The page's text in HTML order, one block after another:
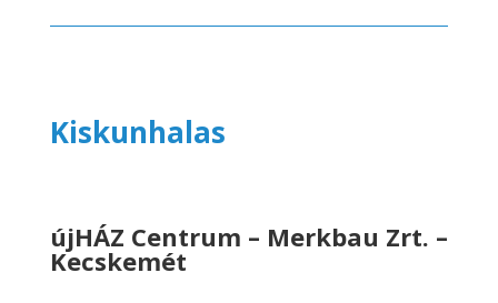
Kiskunhalas
újHÁZ Centrum – Merkbau Zrt. –
Kecskemét